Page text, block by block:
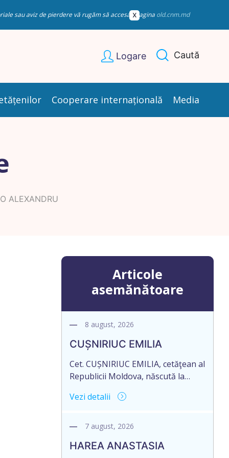
sau aviz de pierdere vă rugăm să accesați pagina old.cnm.md
Logare Caută
Cooperare internațională Media
ALEXANDRU
Articole
asemănătoare
8 august, 2026
CUȘNIRIUC EMILIA
Cet. CUȘNIRIUC EMILIA, cetăţean al
Republicii Moldova, născută la
2005037033108, domiciliată în
satul Comarovca, aduce la
actului notarial: Certificatului de
Vezi detalii
7 august, 2026
HAREA ANASTASIA